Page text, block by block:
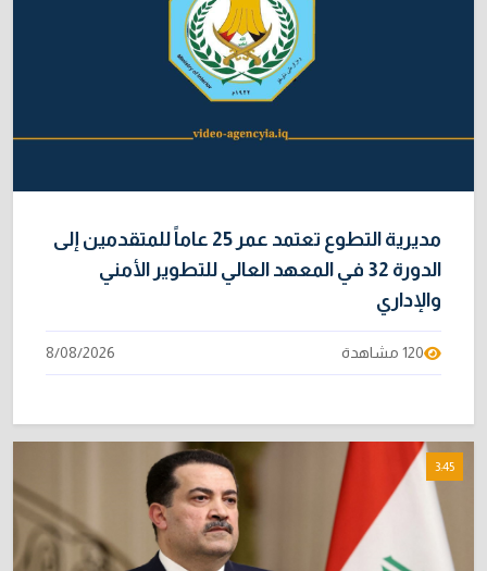
مديرية التطوع تعتمد عمر 25 عاماً للمتقدمين إلى
الدورة 32 في المعهد العالي للتطوير الأمني
والإداري
120 مشاهدة 8/08/2026
3:45